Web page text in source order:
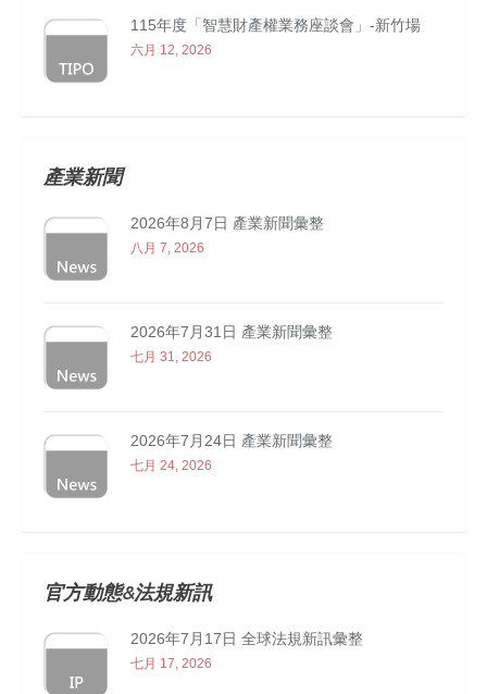
115年度「智慧財產權業務座談會」-新竹場
六月 12, 2026
產業新聞
2026年8月7日 產業新聞彙整
八月 7, 2026
2026年7月31日 產業新聞彙整
七月 31, 2026
2026年7月24日 產業新聞彙整
七月 24, 2026
官方動態&法規新訊
2026年7月17日 全球法規新訊彙整
七月 17, 2026